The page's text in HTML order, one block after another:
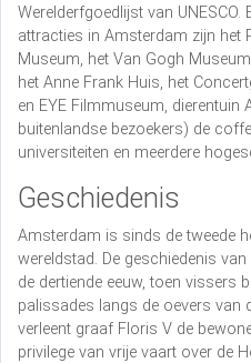
Werelderfgoedlijst van UNESCO.
attracties in Amsterdam zijn het
Museum, het Van Gogh
het Anne Frank Huis, het
en EYE Filmmuseum, dierentuin
buitenlandse bezoekers) de
universiteiten en meerdere
Geschiedenis
Amsterdam is sinds de tweede
wereldstad. De geschiedenis
de dertiende eeuw, toen vissers
palissades langs de oevers van
verleent graaf Floris V de
privilege van vrije vaart over de